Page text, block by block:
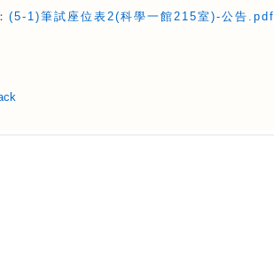
(5-1)筆試座位表2(科學一館215室)-公告.pdf